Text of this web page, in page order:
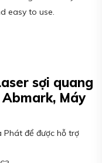
easy to use.
sợi quang
Máy
Phát để được hỗ trợ